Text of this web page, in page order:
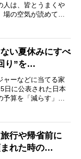
人は、皆とうまくや
の空気が読めて、
い夏休みにすべ
り”を…
ーなどに当てる家
日に公表された日本
算を「減らす」と
行や帰省前に
まれた時の…